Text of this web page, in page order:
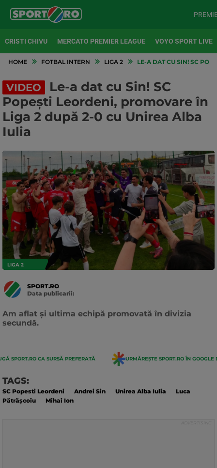
CRISTI CHIVU MERCATO PREMIER LEAGUE VOYO SPORT LIVE
HOME FOTBAL INTERN LIGA 2 LE-A DAT CU SIN! SC
VIDEO
Le-a dat cu Sin! SC
Popești Leordeni, promovare în
Liga 2 după 2-0 cu Unirea Alba
Iulia
LIGA 2
SPORT.RO
Data publicarii:
Am aflat și ultima echipă promovată în divizia
secundă.
SPORT.RO CA SURSĂ PREFERATĂ URMĂREȘTE SPORT.RO ÎN GOOGLE
TAGS:
SC Popesti Leordeni Andrei Sin Unirea Alba Iulia
Luca
Pătrășcoiu
Mihai Ion